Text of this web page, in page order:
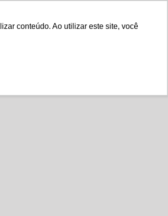
conteúdo. Ao utilizar este site, você